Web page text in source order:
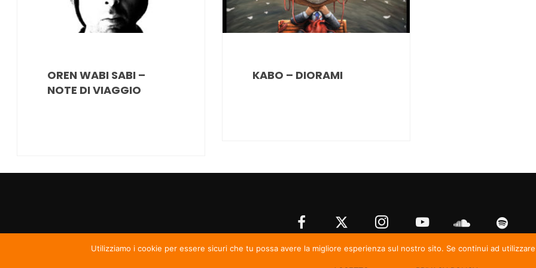
OREN WABI SABI –
NOTE DI VIAGGIO
KABO – DIORAMI
© Irma Records
Utilizziamo i cookie per essere sicuri che tu possa avere la migliore esperienza sul nostro sito. Se continui ad